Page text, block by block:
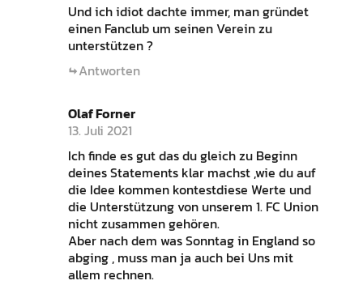
Und ich idiot dachte immer, man gründet
einen Fanclub um seinen Verein zu
unterstützen ?
Antworten
Olaf Forner
13. Juli 2021
Ich finde es gut das du gleich zu Beginn
deines Statements klar machst ,wie du auf
die Idee kommen kontestdiese Werte und
die Unterstützung von unserem 1. FC Union
nicht zusammen gehören.
Aber nach dem was Sonntag in England so
abging , muss man ja auch bei Uns mit
allem rechnen.